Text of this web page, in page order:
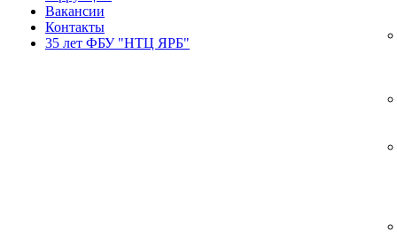
Вакансии
Контакты
35 лет ФБУ "НТЦ ЯРБ"